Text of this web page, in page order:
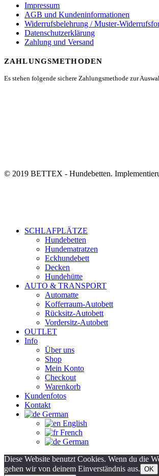
Impressum
AGB und Kundeninformationen
Widerrufsbelehrung / Muster-
Datenschutzerklärung
Zahlung und Versand
ZAHLUNGSMETHODEN
Es stehen folgende sichere Zahlungsmethode zur
© 2019 BETTEX - Hundebetten.
SCHLAFPLÄTZE
Hundebetten
Hundematratzen
Eckhundebett
Decken
Hundehütte
AUTO & TRANSPORT
Automatte
Kofferraum-Autobett
Rücksitz-Autobett
Vordersitz-Autobett
OUTLET
Info
Über uns
Shop
Mein Konto
Checkout
Warenkorb
Kundenfotos
Kontakt
German
English
French
German
Diese Website benutzt Cookies. Wenn du die
gehen wir von deinem Einverständnis aus. OK